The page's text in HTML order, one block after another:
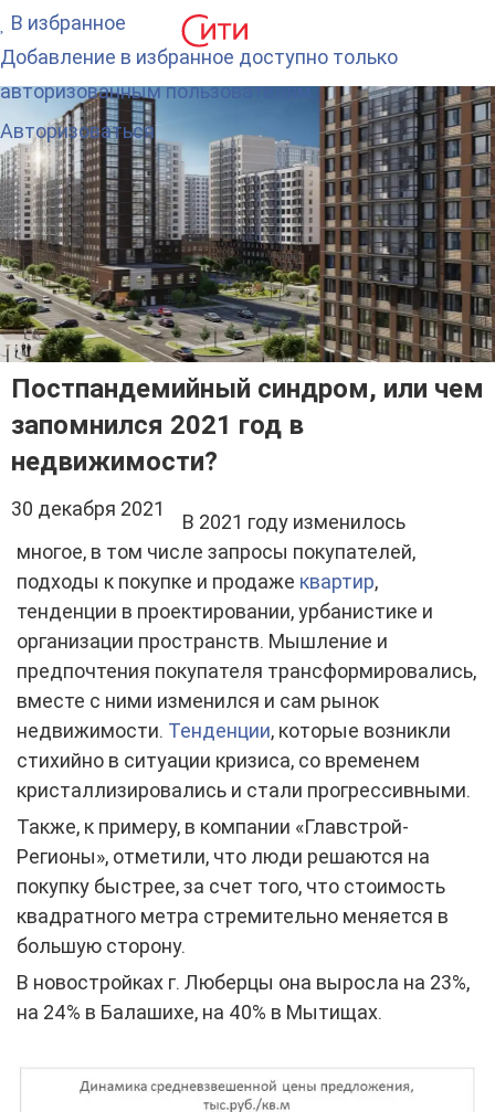
Постпандемийный синдром, или чем
запомнился 2021 год в
недвижимости?
30 декабря 2021
В 2021 году изменилось
многое, в том числе запросы покупателей,
подходы к покупке и продаже квартир,
тенденции в проектировании, урбанистике и
организации пространств. Мышление и
предпочтения покупателя трансформировались,
вместе с ними изменился и сам рынок
недвижимости. Тенденции, которые возникли
стихийно в ситуации кризиса, со временем
кристаллизировались и стали прогрессивными.
Также, к примеру, в компании «Главстрой-
Регионы», отметили, что люди решаются на
покупку быстрее, за счет того, что стоимость
квадратного метра стремительно меняется в
большую сторону.
В новостройках г. Люберцы она выросла на 23%,
на 24% в Балашихе, на 40% в Мытищах.
В избранное
Добавление в избранное доступно только
авторизованным пользователям.
Авторизоваться